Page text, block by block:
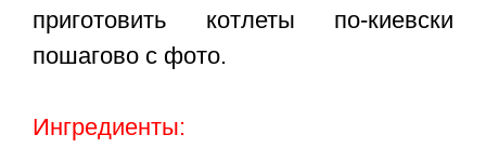
приготовить котлеты по-киевски
пошагово с фото.
Ингредиенты: